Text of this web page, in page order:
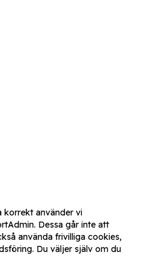
korrekt använder vi
Dessa går inte att
använda frivilliga cookies,
Du väljer själv om du